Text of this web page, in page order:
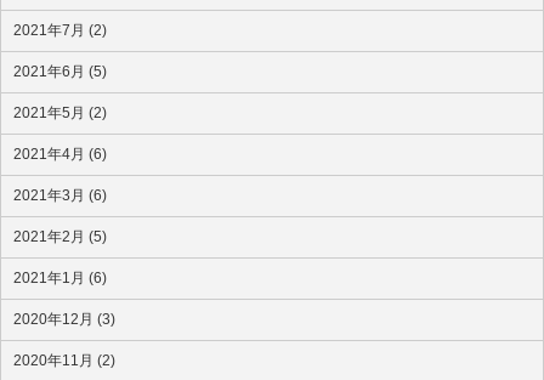
2021年7月 (2)
2021年6月 (5)
2021年5月 (2)
2021年4月 (6)
2021年3月 (6)
2021年2月 (5)
2021年1月 (6)
2020年12月 (3)
2020年11月 (2)